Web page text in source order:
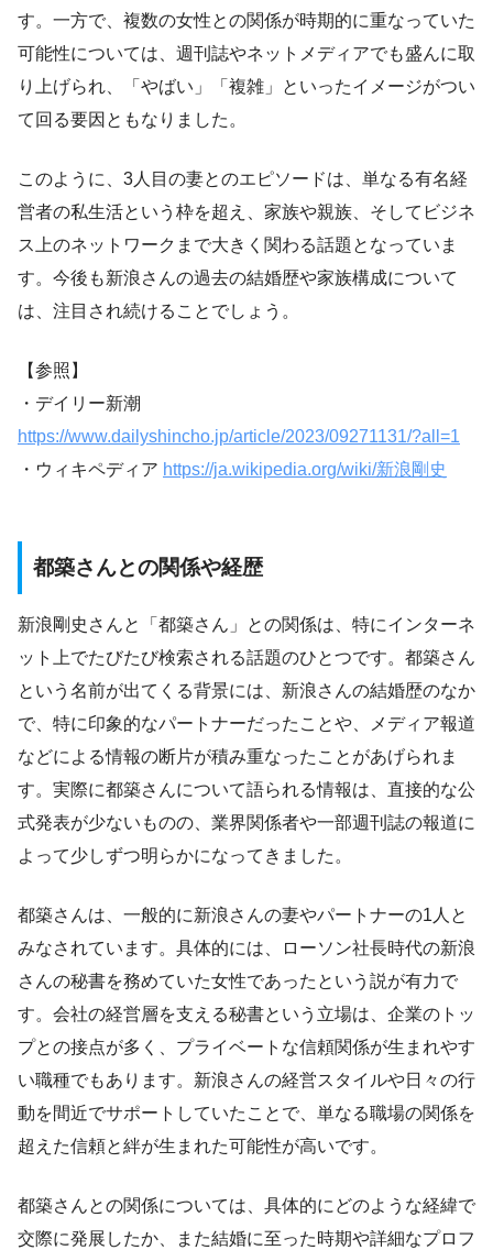
す。一方で、複数の女性との関係が時期的に重なっていた
可能性については、週刊誌やネットメディアでも盛んに取
り上げられ、「やばい」「複雑」といったイメージがつい
て回る要因ともなりました。
このように、3人目の妻とのエピソードは、単なる有名経
営者の私生活という枠を超え、家族や親族、そしてビジネ
ス上のネットワークまで大きく関わる話題となっていま
す。今後も新浪さんの過去の結婚歴や家族構成について
は、注目され続けることでしょう。
【参照】
・デイリー新潮
https://www.dailyshincho.jp/article/2023/09271131/?all=1
・ウィキペディア https://ja.wikipedia.org/wiki/新浪剛史
都築さんとの関係や経歴
新浪剛史さんと「都築さん」との関係は、特にインターネ
ット上でたびたび検索される話題のひとつです。都築さん
という名前が出てくる背景には、新浪さんの結婚歴のなか
で、特に印象的なパートナーだったことや、メディア報道
などによる情報の断片が積み重なったことがあげられま
す。実際に都築さんについて語られる情報は、直接的な公
式発表が少ないものの、業界関係者や一部週刊誌の報道に
よって少しずつ明らかになってきました。
都築さんは、一般的に新浪さんの妻やパートナーの1人と
みなされています。具体的には、ローソン社長時代の新浪
さんの秘書を務めていた女性であったという説が有力で
す。会社の経営層を支える秘書という立場は、企業のトッ
プとの接点が多く、プライベートな信頼関係が生まれやす
い職種でもあります。新浪さんの経営スタイルや日々の行
動を間近でサポートしていたことで、単なる職場の関係を
超えた信頼と絆が生まれた可能性が高いです。
都築さんとの関係については、具体的にどのような経緯で
交際に発展したか、また結婚に至った時期や詳細なプロフ